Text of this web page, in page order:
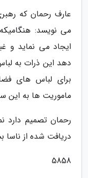
عارف رحمان که
می نویسد:
ایجاد می نماید و
دهد این ذرات به
برای لباس های
ماموریت ها به این
رحمان تصمیم دارد
دریافت شده از ناسا
5858